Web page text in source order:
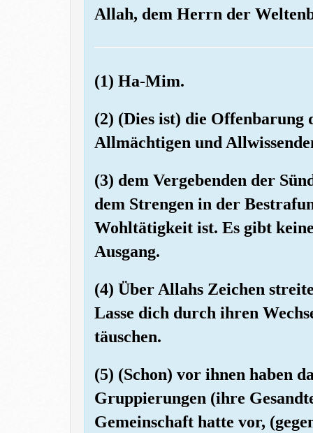
Allah, dem Herrn der
(1) Ha-Mim.
(2) (Dies ist) die Offenbarung
Allmächtigen und
(3) dem Vergebenden der
dem Strengen in der
Wohltätigkeit ist. Es gibt
Ausgang.
(4) Über Allahs Zeichen
Lasse dich durch ihren
täuschen.
(5) (Schon) vor ihnen haben
Gruppierungen (ihre
Gemeinschaft hatte vor,